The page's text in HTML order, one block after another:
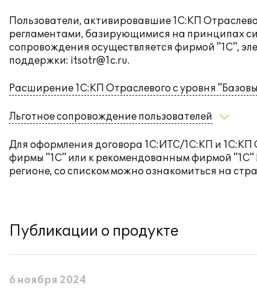
Пользователи, активировавшие 1С:КП
регламентами, базирующимися на принципах
сопровождения осуществляется фирмой "1С",
поддержки: itsotr@1c.ru.
Расширение 1С:КП Отраслевого с уровня
Льготное сопровождение пользователей
Для оформления договора 1С:ИТС/1С:КП и 1С:КП
фирмы "1С" или к рекомендованным фирмой
регионе, со списком можно ознакомиться на
Публикации о продукте
6 ноября 2024